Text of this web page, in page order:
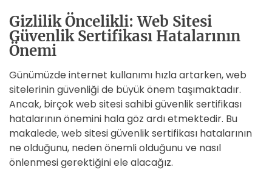
Gizlilik Öncelikli: Web Sitesi
Güvenlik Sertifikası Hatalarının
Önemi
Günümüzde internet kullanımı hızla artarken, web
sitelerinin güvenliği de büyük önem taşımaktadır.
Ancak, birçok web sitesi sahibi güvenlik sertifikası
hatalarının önemini hala göz ardı etmektedir. Bu
makalede, web sitesi güvenlik sertifikası hatalarının
ne olduğunu, neden önemli olduğunu ve nasıl
önlenmesi gerektiğini ele alacağız.